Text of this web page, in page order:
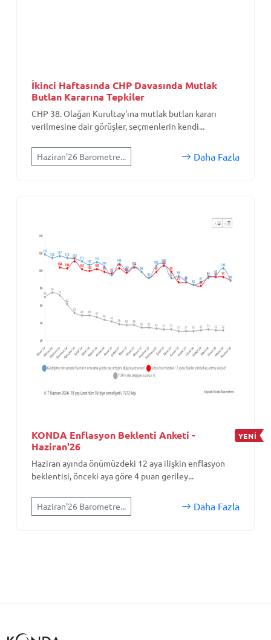
İkinci Haftasında CHP Davasında Mutlak
Butlan Kararına Tepkiler
CHP 38. Olağan Kurultay'ına mutlak butlan kararı
verilmesine dair görüşler, seçmenlerin kendi...
Haziran'26 Barometre... Daha Fazla
KONDA Enflasyon Beklenti Anketi -
Haziran'26
YENİ
Haziran ayında önümüzdeki 12 aya ilişkin enflasyon
beklentisi, önceki aya göre 4 puan geriley...
Haziran'26 Barometre... Daha Fazla